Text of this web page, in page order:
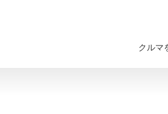
クルマ